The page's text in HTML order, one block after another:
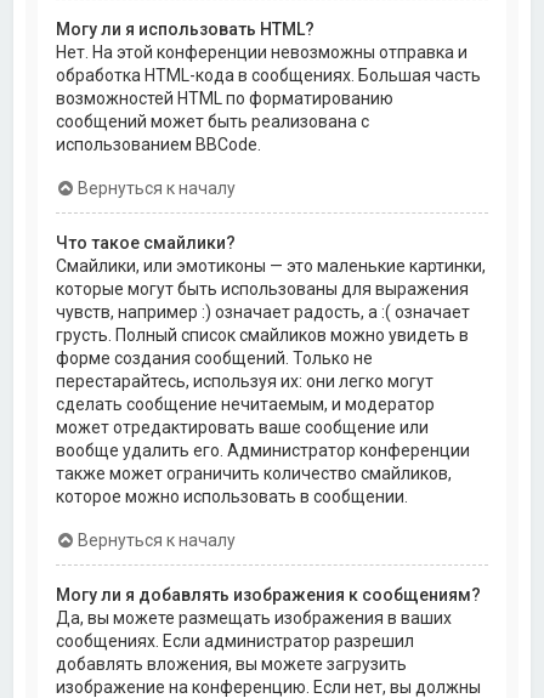
Могу ли я использовать HTML?
Нет. На этой конференции невозможны отправка и
обработка HTML-кода в сообщениях. Большая часть
возможностей HTML по форматированию
сообщений может быть реализована с
использованием BBCode.
Вернуться к началу
Что такое смайлики?
Смайлики, или эмотиконы — это маленькие картинки,
которые могут быть использованы для выражения
чувств, например :) означает радость, а :( означает
грусть. Полный список смайликов можно увидеть в
форме создания сообщений. Только не
перестарайтесь, используя их: они легко могут
сделать сообщение нечитаемым, и модератор
может отредактировать ваше сообщение или
вообще удалить его. Администратор конференции
также может ограничить количество смайликов,
которое можно использовать в сообщении.
Вернуться к началу
Могу ли я добавлять изображения к сообщениям?
Да, вы можете размещать изображения в ваших
сообщениях. Если администратор разрешил
добавлять вложения, вы можете загрузить
изображение на конференцию. Если нет, вы должны